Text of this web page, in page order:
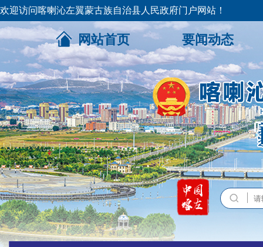
欢迎访问喀喇沁左翼蒙古族自治县人民政府门户网站！
网站首页 要闻动态